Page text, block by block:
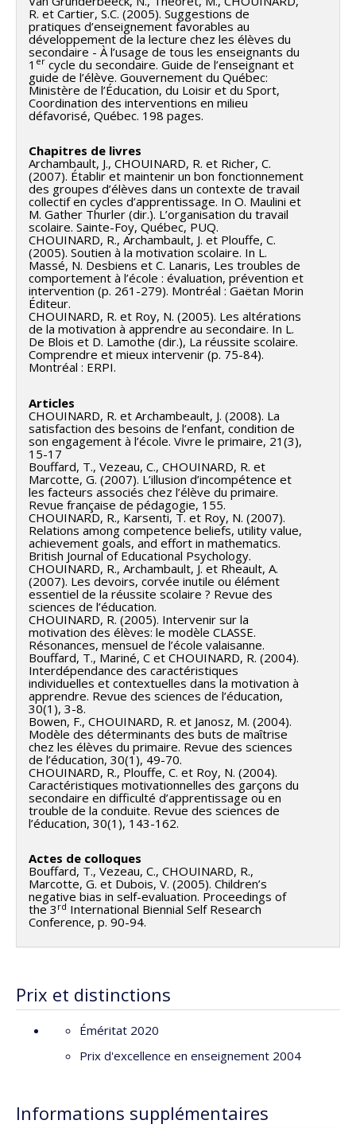
portée des mesures mises de l’avant par quatre
commissions scolaires partenaires. Les mesures
retenues comprennent : la familiarisation graduelle
des élèves avec l’école secondaire dès le début de la
6e année; l’attribution d’espaces physiques de l’école
secondaire dédiés aux élèves arrivant de
d’intervenants scolaires lors de la première année au
secondaire; l’aide à la récupération des retards dans
les matières de base avant la transition; l’élaboration
de plans de transition ainsi que le suivi personnalisé et
le tutorat pour les élèves les plus à risque. Des élèves
de la fin du 3e cycle du primaire (6e année) seront
suivis sur une période de deux ou trois ans afin
d’examiner l’incidence des mesures sur le
développement de leurs compétences en lecture, en
écriture et en mathématiques, sur leur motivation
à apprendre et sur leur ajustement psychosocial. Un
aussi l’objet d’un suivi longitudinal. De plus, nous
vérifierons si l'efficacité des mesures varie en fonction
de la qualité de leur implantation, du sexe des élèves,
de la présence de différents facteurs de risque et du
niveau de défavorisation des écoles.
Notre projet permettra de mieux connaître l’efficacité
réelle de ces mesures réputées probantes mais peu
utilisées au Québec. Parce que la plupart de ces
mesures font appel à un rehaussement des relations
entre pairs et des relations maître-élève, la présente
étude contribuera aussi à une meilleure
compréhension de l’incidence des relations
interpersonnelles lors de la transition au
secondaire. Notre étude devrait aussi faciliter
l’identification des conditions de nature
organisationnelles, incluant la formation et le soutien
du personnel, susceptibles d’accroître l’efficacité des
mesures étudiées et de guider efficacement, à terme,
leur mise en œuvre dans d’autres milieux scolaires et
contribuer ainsi à la lutte au décrochage.
Détails du projets
d’expérimentation en lecture, atelier d’horticulture,
atelier multimédia et jeux, gymnase multifonctions)
permettant la mise en place d’approches
pédagogiques basées sur la réalisation de projets
personnels signifiants. Ces installations, ouvertes à
toutes les écoles primaires du quartier, sont sous la
mission d’accompagner les enseignants et les élèves
dans la réalisation des projets des élèves.
Notre étude, financée par le ministère de l’Éducation,
du Loisir et du Sport (MELS) et le Fonds de recherche
du Québec – Société et culture (FQRSC) dans le cadre
du programme Actions concertées - Persévérance et
réussite scolaire, avait pour objectif d’évaluer
l’incidence du programme 80, Ruelle de l’Avenir sur la
motivation, l’adaptation psycho-sociale et le
développement des compétences en français et en
mathématiques des jeunes ayant participé au
Programme d’intervention 80, Ruelle de l’Avenir
la scolarisation? (2) Quels sont les facteurs qui
influencent son maintien, son amélioration ou sa
détérioration? (3) Comment promouvoir un
engagement scolaire élevé et mettre un frein au
processus de désengagement?
généraux inscrits sous trois axes de recherche
descriptive (axe 1), un axe de recherche explicative
(axe 2) et un axe de recherche évaluative (axe 3).
AXE 1 - Décrire le développement de
l’engagement scolaire
Objectif 1 : décrire les trajectoires de l’engagement
scolaire et ses différentes dimensions, du primaire
jusqu’à l’entrée à l’université
Objectif 2 : étudier les relations entre les différentes
sur la réussite scolaire.
AXE 2 - Identifier les déterminants de l’évolution
de l’engagement scolaire
Objectif 3 : comprendre l’influence de l’environnement
scolaire, des relations interpersonnelles et des
facteurs psychologiques sur le développement de
l’engagement scolaire et ses différentes dimensions.
Axe 3 - Modifier les trajectoires de
désengagement scolaire
Objectif 4 : mettre sur pied et à évaluer des
interventions préventives universelles et ciblées du
décrochage scolaire par des actions sur l’engagement
scolaire et ses déterminants.
À propos du GRES |À propos de l'axe l'engagement
scolaire du primaire aux études postsecondaires : le
décrire, le comprendre et le promouvoir
R. et Cartier, S.C. (2005). Suggestions de
pratiques d’enseignement favorables au
développement de la lecture chez les élèves du
secondaire - À l’usage de tous les enseignants du
1 er cycle du secondaire. Guide de l’enseignant et
guide de l’élève. Gouvernement du Québec:
Ministère de l’Éducation, du Loisir et du Sport,
Coordination des interventions en milieu
défavorisé, Québec. 198 pages.
Chapitres de livres
Archambault, J., CHOUINARD, R. et Richer, C.
(2007). Établir et maintenir un bon fonctionnement
des groupes d’élèves dans un contexte de travail
collectif en cycles d’apprentissage. In O. Maulini et
M. Gather Thurler (dir.). L’organisation du travail
scolaire. Sainte-Foy, Québec, PUQ.
CHOUINARD, R., Archambault, J. et Plouffe, C.
(2005). Soutien à la motivation scolaire. In L.
Massé, N. Desbiens et C. Lanaris, Les troubles de
comportement à l’école : évaluation, prévention et
intervention (p. 261-279). Montréal : Gaëtan Morin
Éditeur.
CHOUINARD, R. et Roy, N. (2005). Les altérations
de la motivation à apprendre au secondaire. In L.
De Blois et D. Lamothe (dir.), La réussite scolaire.
Comprendre et mieux intervenir (p. 75-84).
Montréal : ERPI.
Articles
CHOUINARD, R. et Archambeault, J. (2008). La
satisfaction des besoins de l’enfant, condition de
son engagement à l’école. Vivre le primaire, 21(3),
15-17
Bouffard, T., Vezeau, C., CHOUINARD, R. et
Marcotte, G. (2007). L’illusion d’incompétence et
les facteurs associés chez l’élève du primaire.
Revue française de pédagogie, 155.
CHOUINARD, R., Karsenti, T. et Roy, N. (2007).
Relations among competence beliefs, utility value,
achievement goals, and effort in mathematics.
British Journal of Educational Psychology.
CHOUINARD, R., Archambault, J. et Rheault, A.
(2007). Les devoirs, corvée inutile ou élément
essentiel de la réussite scolaire ? Revue des
sciences de l’éducation.
CHOUINARD, R. (2005). Intervenir sur la
motivation des élèves: le modèle CLASSE.
Résonances, mensuel de l’école valaisanne.
Bouffard, T., Mariné, C et CHOUINARD, R. (2004).
Interdépendance des caractéristiques
individuelles et contextuelles dans la motivation à
apprendre. Revue des sciences de l’éducation,
30(1), 3-8.
Bowen, F., CHOUINARD, R. et Janosz, M. (2004).
Modèle des déterminants des buts de maîtrise
chez les élèves du primaire. Revue des sciences
de l’éducation, 30(1), 49-70.
CHOUINARD, R., Plouffe, C. et Roy, N. (2004).
Caractéristiques motivationnelles des garçons du
secondaire en difficulté d’apprentissage ou en
trouble de la conduite. Revue des sciences de
l’éducation, 30(1), 143-162.
Actes de colloques
Bouffard, T., Vezeau, C., CHOUINARD, R.,
Marcotte, G. et Dubois, V. (2005). Children’s
negative bias in self-evaluation. Proceedings of
the 3 rd International Biennial Self Research
Conference, p. 90-94.
Prix et distinctions
Éméritat 2020
Prix d'excellence en enseignement 2004
Informations supplémentaires